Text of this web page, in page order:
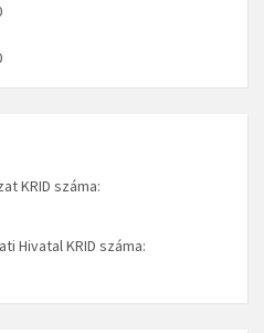
KRID száma:
Hivatal KRID száma: